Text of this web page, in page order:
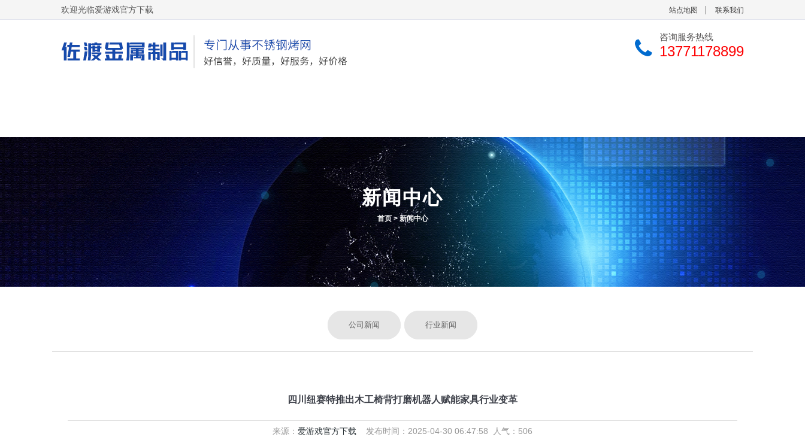
欢迎光临爱游戏官方下载 站点地图 联系我们
咨询服务热线
13771178899
新闻中心
首页>新闻中心
公司新闻 行业新闻
四川纽赛特推出木工椅背打磨机器人赋能家具行业变革
来源： 爱游戏官方下载 发布时间：2025-04-30 06:47:58 人气：506